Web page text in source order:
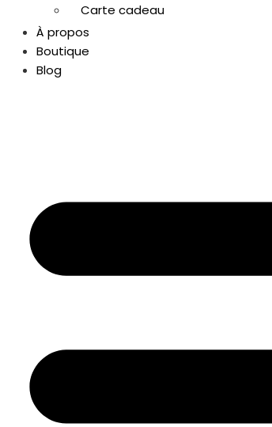
Carte cadeau
À propos
Boutique
Blog